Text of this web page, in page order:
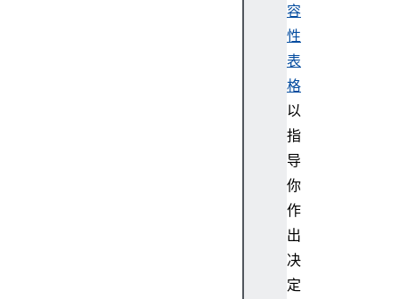
容
性
表
格
以
指
导
你
作
出
决
定